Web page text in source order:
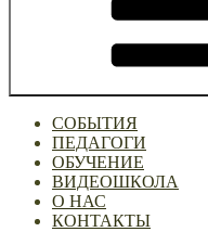
СОБЫТИЯ
ПЕДАГОГИ
ОБУЧЕНИЕ
ВИДЕОШКОЛА
О НАС
КОНТАКТЫ